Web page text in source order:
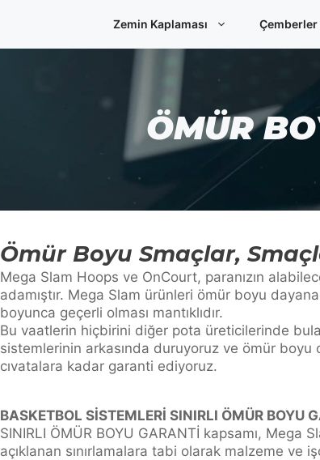
Zemin Kaplaması Çemberler
ÖMÜR
Ömür Boyu Smaçlar,
Mega Slam Hoops ve OnCourt, paranızın
adamıştır. Mega Slam ürünleri ömür boyu
boyunca geçerli olması mantıklıdır.
Bu vaatlerin hiçbirini diğer pota üreticilerinde
sistemlerinin arkasında duruyoruz ve ömür
cıvatalara kadar garanti ediyoruz.
BASKETBOL SİSTEMLERİ SINIRLI ÖMÜR BOYU
SINIRLI ÖMÜR BOYU GARANTİ kapsamı, Mega
açıklanan sınırlamalara tabi olarak malzeme ve